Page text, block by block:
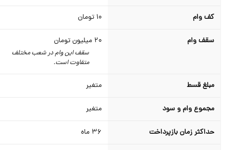
کف وام تومان
سقف وام میلیون تومان
سقف این وام در شعب مختلف
متفاوت است.
مبلغ قسط متغیر
مجموع وام و سود متغیر
حداکثر زمان بازپرداخت ماه